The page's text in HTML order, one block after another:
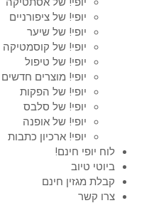
יופי! של ציפורניים
יופי! של שיער
יופי! של קוסמטיקה
יופי! של טיפול
יופי! מוצרים חדשים
יופי! של הפקות
יופי! של סלבס
יופי! של אופנה
יופי! ארכיון כתבות
לוח יופי חינם!
ביוטי טיוב
קבלת מגזין חינם
צרו קשר